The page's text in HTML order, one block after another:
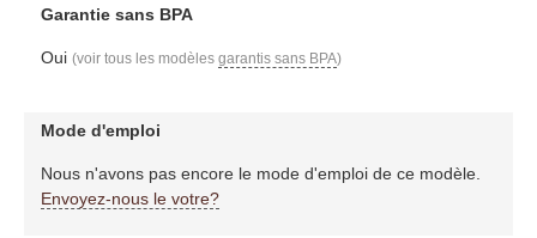
Garantie sans BPA
Oui (voir tous les modèles garantis sans BPA)
Mode d'emploi
Nous n'avons pas encore le mode d'emploi de ce modèle.
Envoyez-nous le votre?